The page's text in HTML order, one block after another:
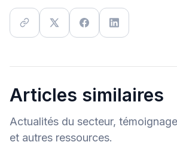
Articles similaires
Actualités du secteur,
et autres ressources.